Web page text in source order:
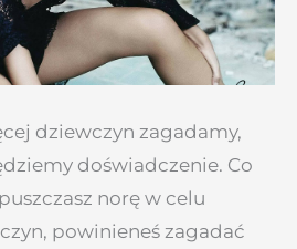
dziewczyn zagadamy,
doświadczenie. Co
norę w celu
powinieneś zagadać